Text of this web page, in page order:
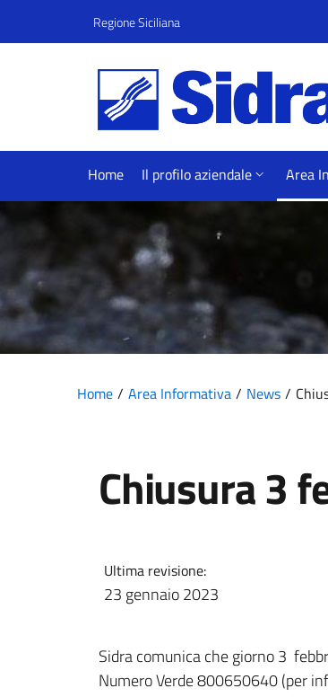
Vai al contenuto principale
Vai al menu principale
Regione Siciliana
Home Il profilo aziendale Area
Home Area Informativa News
Chiusura 3
Ultima revisione:
23 gennaio 2023
Sidra comunica che giorno 3
Numero Verde 800650640 (per